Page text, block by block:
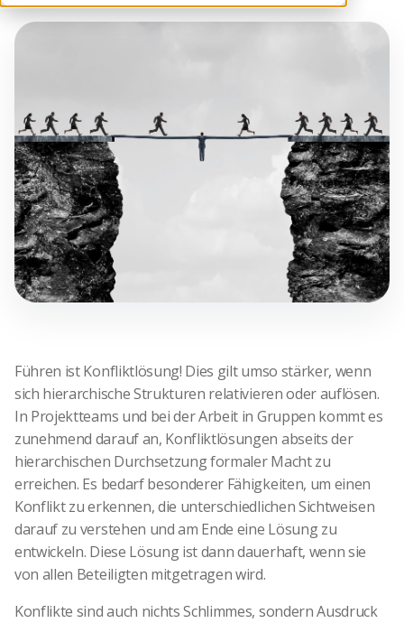
Führen ist Konfliktlösung! Dies gilt umso stärker, wenn
sich hierarchische Strukturen relativieren oder auflösen.
In Projektteams und bei der Arbeit in Gruppen kommt es
zunehmend darauf an, Konfliktlösungen abseits der
hierarchischen Durchsetzung formaler Macht zu
erreichen. Es bedarf besonderer Fähigkeiten, um einen
Konflikt zu erkennen, die unterschiedlichen Sichtweisen
darauf zu verstehen und am Ende eine Lösung zu
entwickeln. Diese Lösung ist dann dauerhaft, wenn sie
von allen Beteiligten mitgetragen wird.
Konflikte sind auch nichts Schlimmes, sondern Ausdruck